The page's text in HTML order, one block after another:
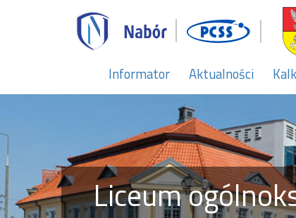
Informator Aktualności
Liceum